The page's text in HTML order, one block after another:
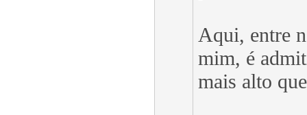
Aqui, entre
mim, é
mais alto